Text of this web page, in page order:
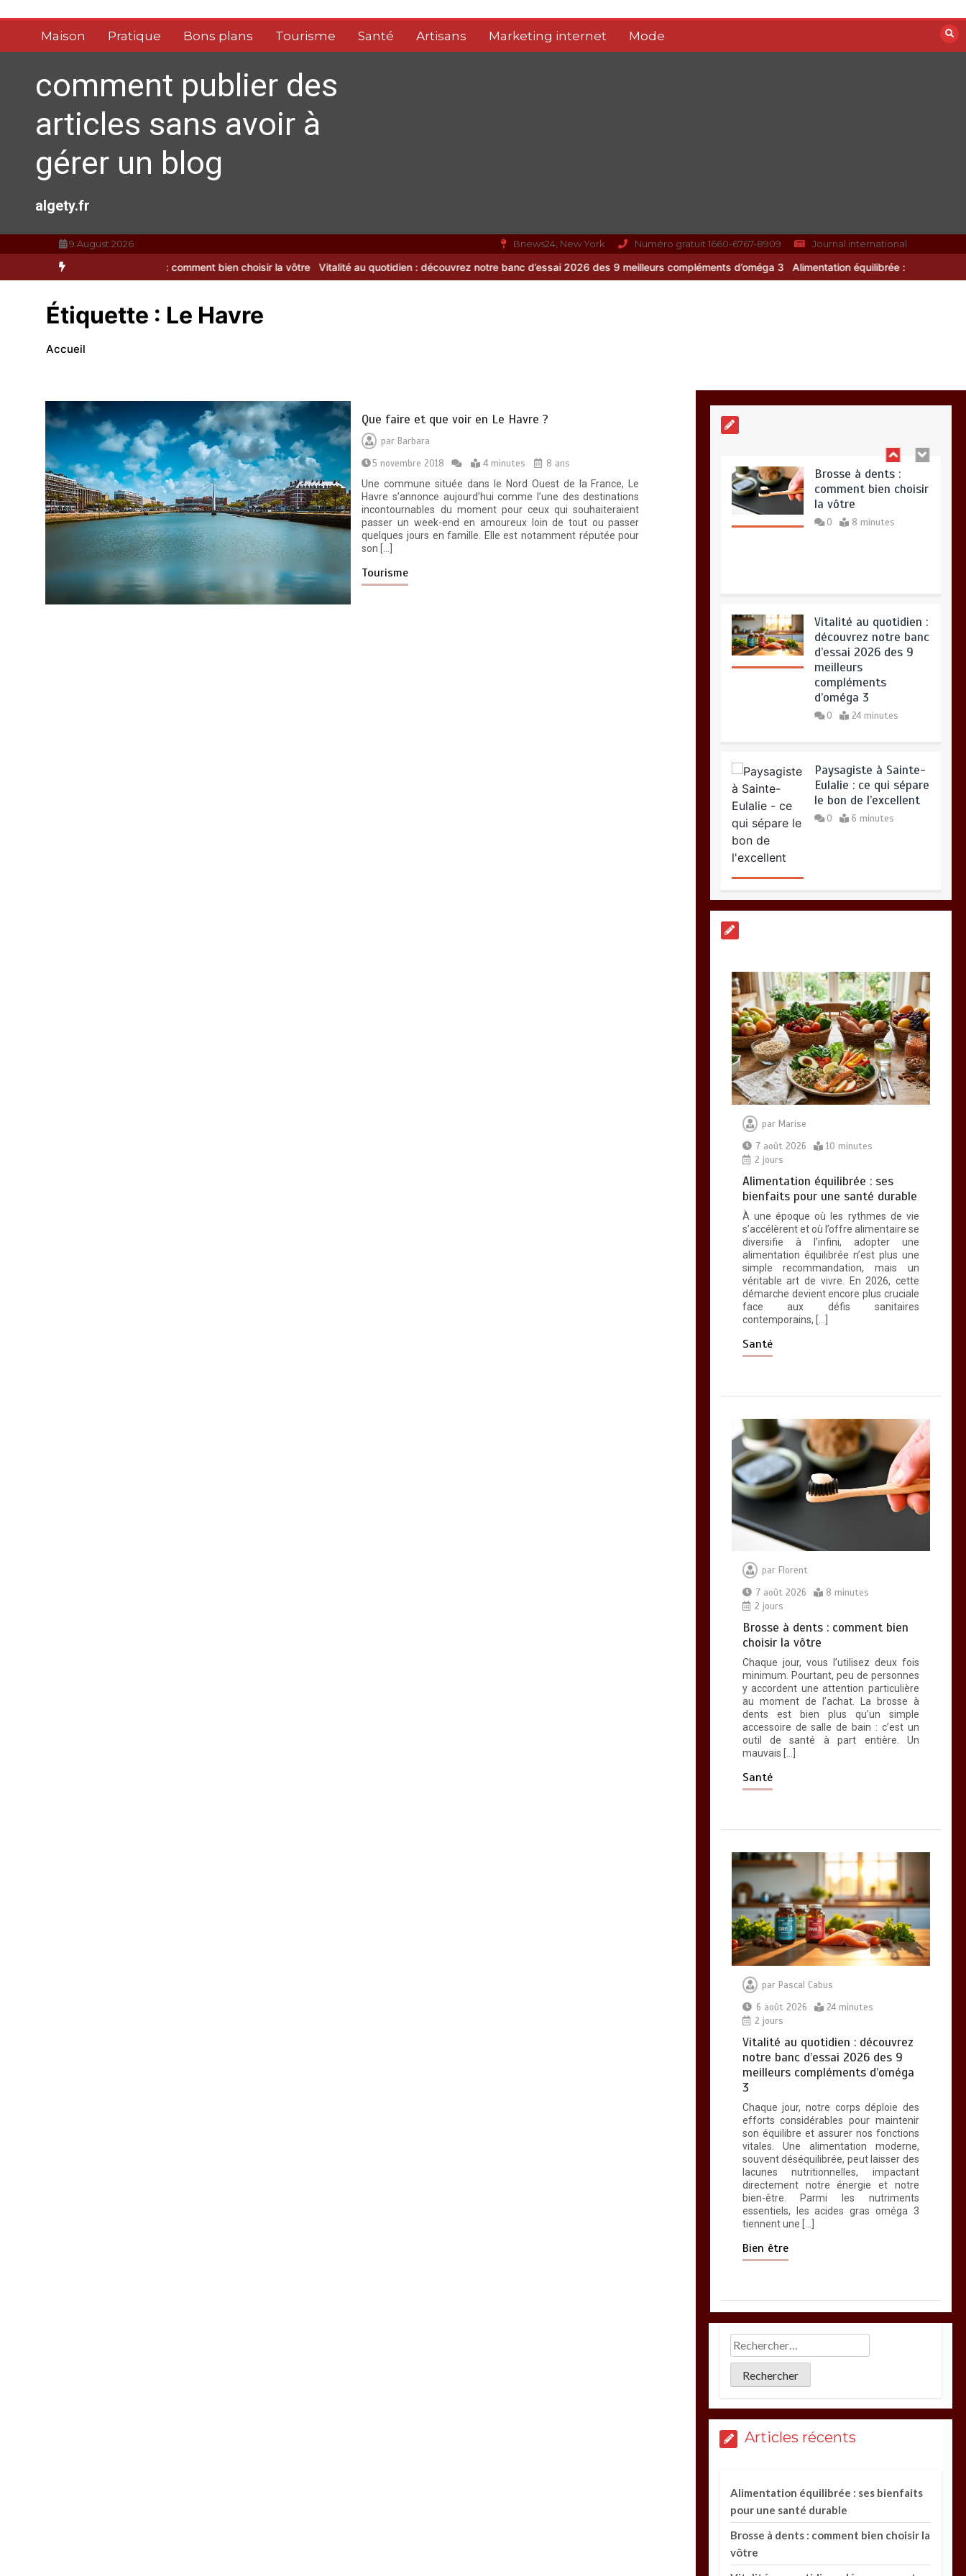
contenuMaison Pratique Bons plans Tourisme Santé Artisans Marketing internet Mode
comment publier des
articles sans avoir à
gérer un blog
algety.fr
9 August 2026 Bnews24, New York Numéro gratuit 1660-6767-8909 Journal international
Brosse à dents : comment bien choisir la vôtre Vitalité au quotidien : découvrez notre banc d’essai 2026 des 9 meilleurs compléments d’oméga 3 Alimentation équilibrée : ses bienfaits pour une santé
Étiquette : Le Havre
Accueil
Que faire et que voir en Le Havre ?
parBarbara
5 novembre 2018
4 minutes
8 ans
Une commune située dans le Nord Ouest de la France, Le
Havre s’annonce aujourd’hui comme l’une des destinations
incontournables du moment pour ceux qui souhaiteraient
passer un week-end en amoureux loin de tout ou passer
quelques jours en famille. Elle est notamment réputée pour
son […]
Tourisme
0 10 minutes
Brosse à dents :
comment bien choisir
la vôtre
0 8 minutes
Vitalité au quotidien :
découvrez notre banc
d’essai 2026 des 9
meilleurs
compléments
d’oméga 3
0 24 minutes
Paysagiste à Sainte-
Eulalie : ce qui sépare
le bon de l’excellent
0 6 minutes
0 10 minutes
Brosse à dents :
comment bien choisir
la vôtre
Vitalité au quotidien :
découvrez notre banc
d’essai 2026 des 9
meilleurs
compléments
d’oméga 3
0 24 minutes
par Marise
7 août 2026
10 minutes
2 jours
Alimentation équilibrée : ses
bienfaits pour une santé durable
À une époque où les rythmes de vie
s’accélèrent et où l’offre alimentaire se
diversifie à l’infini, adopter une
alimentation équilibrée n’est plus une
simple recommandation, mais un
véritable art de vivre. En 2026, cette
démarche devient encore plus cruciale
face aux défis sanitaires
contemporains, […]
Santé
par Florent
7 août 2026
8 minutes
2 jours
Brosse à dents : comment bien
choisir la vôtre
Chaque jour, vous l’utilisez deux fois
minimum. Pourtant, peu de personnes
y accordent une attention particulière
au moment de l’achat. La brosse à
dents est bien plus qu’un simple
accessoire de salle de bain : c’est un
outil de santé à part entière. Un
mauvais […]
Santé
par Pascal Cabus
6 août 2026
24 minutes
2 jours
Vitalité au quotidien : découvrez
notre banc d’essai 2026 des 9
meilleurs compléments d’oméga
3
Chaque jour, notre corps déploie des
efforts considérables pour maintenir
son équilibre et assurer nos fonctions
vitales. Une alimentation moderne,
souvent déséquilibrée, peut laisser des
lacunes nutritionnelles, impactant
directement notre énergie et notre
bien-être. Parmi les nutriments
essentiels, les acides gras oméga 3
tiennent une […]
Bien être
Articles récents
Alimentation équilibrée : ses bienfaits
pour une santé durable
Brosse à dents : comment bien choisir la
vôtre